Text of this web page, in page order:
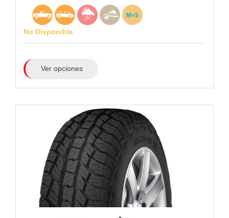
No Disponible
Ver opciones